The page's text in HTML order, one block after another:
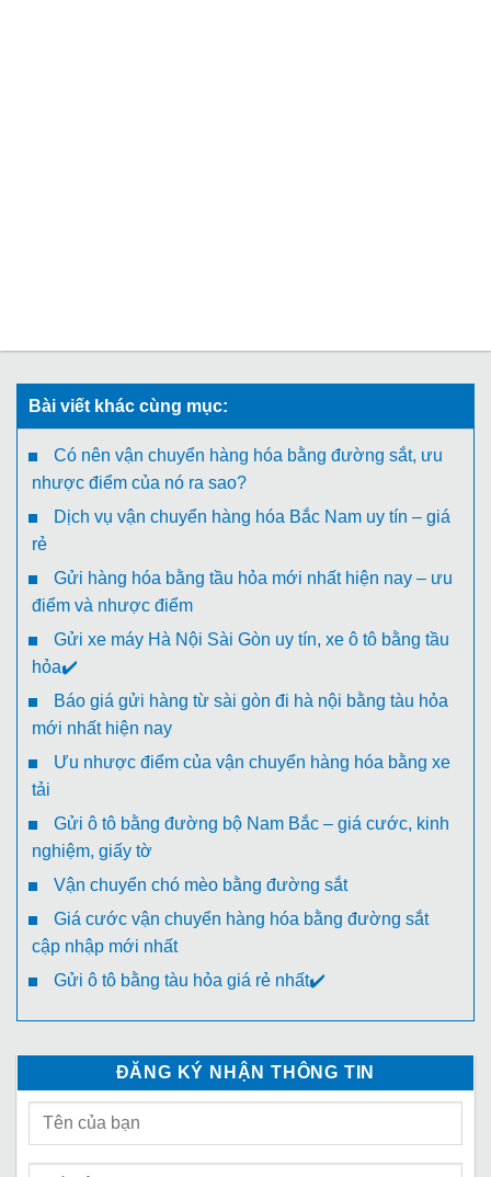
Bài viết khác cùng mục:
Có nên vận chuyển hàng hóa bằng đường sắt, ưu
nhược điểm của nó ra sao?
Dịch vụ vận chuyển hàng hóa Bắc Nam uy tín – giá
rẻ
Gửi hàng hóa bằng tầu hỏa mới nhất hiện nay – ưu
điểm và nhược điểm
Gửi xe máy Hà Nội Sài Gòn uy tín, xe ô tô bằng tầu
hỏa✔️
Báo giá gửi hàng từ sài gòn đi hà nội bằng tàu hỏa
mới nhất hiện nay
Ưu nhược điểm của vận chuyển hàng hóa bằng xe
tải
Gửi ô tô bằng đường bộ Nam Bắc – giá cước, kinh
nghiệm, giấy tờ
Vận chuyển chó mèo bằng đường sắt
Giá cước vận chuyển hàng hóa bằng đường sắt
cập nhập mới nhất
Gửi ô tô bằng tàu hỏa giá rẻ nhất✔️
ĐĂNG KÝ NHẬN THÔNG TIN